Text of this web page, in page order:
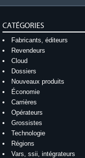
CATÉGORIES
Fabricants, éditeurs
Revendeurs
Cloud
Dossiers
Nouveaux produits
Économie
Carrières
Opérateurs
Grossistes
Technologie
Régions
Vars, ssii, intégrateurs